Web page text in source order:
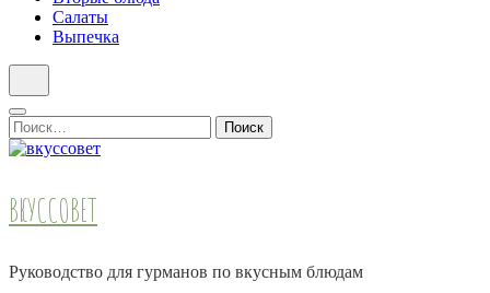
Салаты
Выпечка
Найти:
ВКУССОВЕТ
Руководство для гурманов по вкусным блюдам